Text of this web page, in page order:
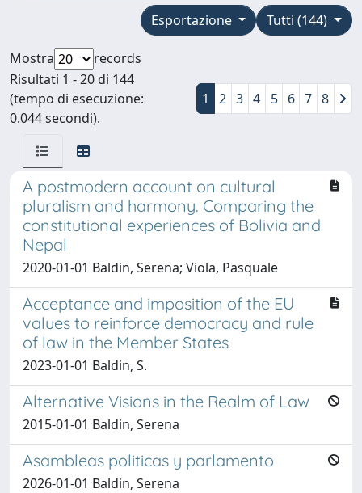
Tutti (144)
Esportazione
Mostra
records
Risultati 1 - 20 di 144
(tempo di esecuzione:
0.044 secondi).
1 2 3 4 5 6 7 8
A postmodern account on cultural
pluralism and harmony. Comparing the
constitutional experiences of Bolivia and
Nepal
2020-01-01 Baldin, Serena; Viola, Pasquale
Acceptance and imposition of the EU
values to reinforce democracy and rule
of law in the Member States
2023-01-01 Baldin, S.
Alternative Visions in the Realm of Law
2015-01-01 Baldin, Serena
Asambleas politicas y parlamento
2026-01-01 Baldin, Serena